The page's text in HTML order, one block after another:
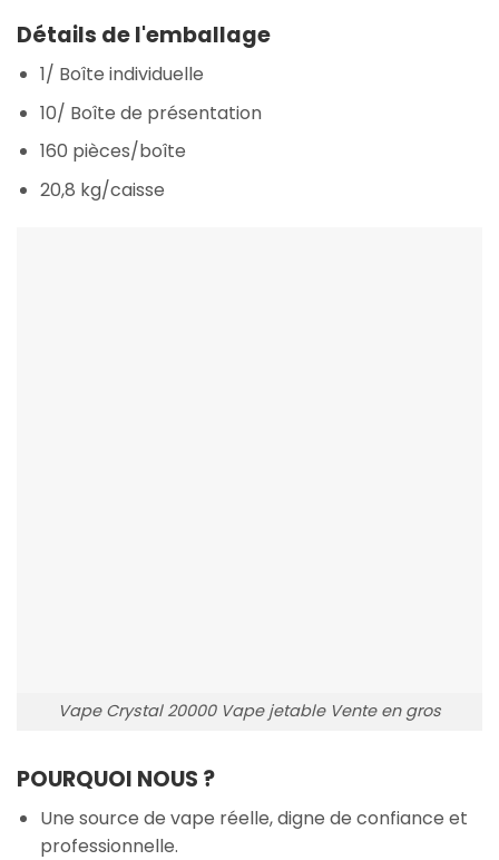
Détails de l'emballage
1/ Boîte individuelle
10/ Boîte de présentation
160 pièces/boîte
20,8 kg/caisse
Vape Crystal 20000 Vape jetable Vente en gros
POURQUOI NOUS ?
Une source de vape réelle, digne de confiance et
professionnelle.